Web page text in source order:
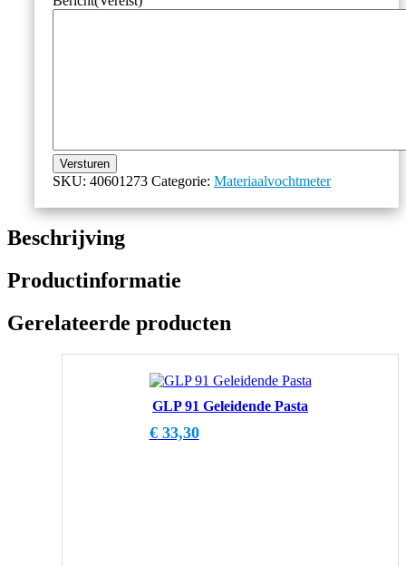
Versturen
SKU: 40601273 Categorie: Materiaalvochtmeter
Beschrijving
Productinformatie
Gerelateerde producten
GLP 91 Geleidende Pasta
€33,30